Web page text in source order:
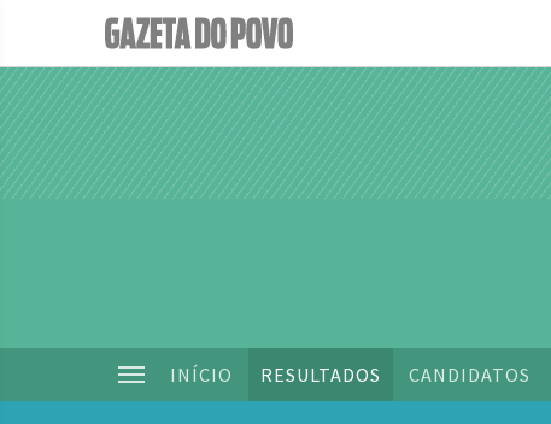
INÍCIO RESULTADOS CANDIDATOS